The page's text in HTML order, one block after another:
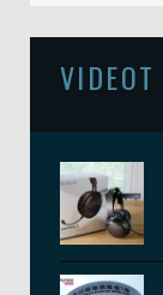
VIDEOT